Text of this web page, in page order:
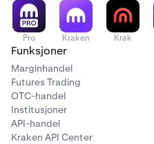
Pro Kraken Krak
Funksjoner
Marginhandel
Futures Trading
OTC-handel
Institusjoner
API-handel
Kraken API Center